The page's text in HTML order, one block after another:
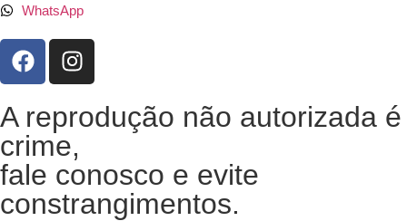
WhatsApp
A reprodução não autorizada é
crime,
fale conosco e evite
constrangimentos.